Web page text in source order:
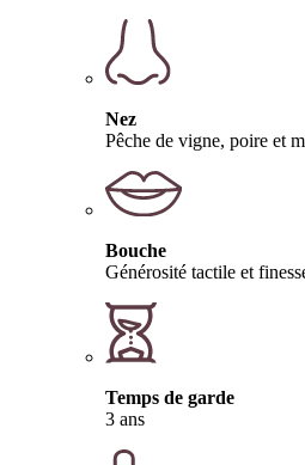
Nez
Pêche de vigne, poire et
Bouche
Générosité tactile et
Temps de garde
3 ans